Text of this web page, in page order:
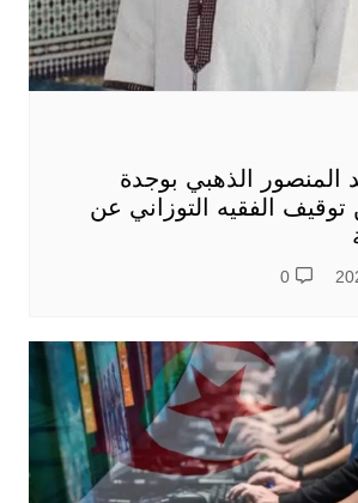
المنصور الذهبي بوجدة
الفقيه التوزاني عن
0